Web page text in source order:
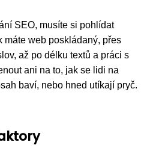
SEO, musíte si pohlídat
máte web poskládaný, přes
až po délku textů a práci s
ani na to, jak se lidi na
baví, nebo hned utíkají pryč.